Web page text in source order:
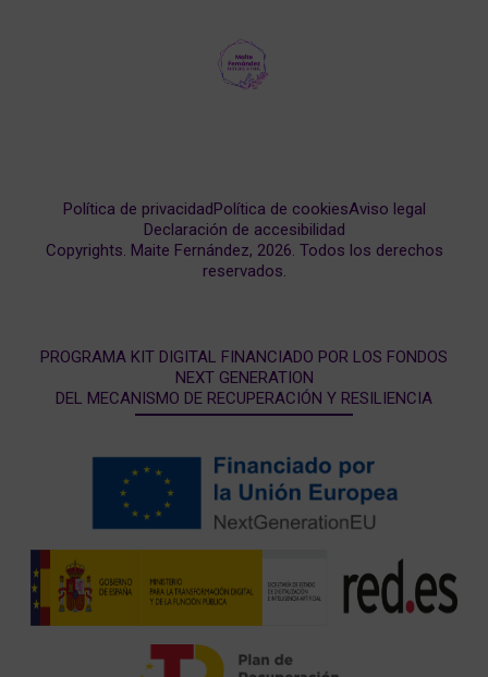
Copyrights. Maite Fernández, 2026. Todos los derechos
reservados.
Política de privacidadPolítica de cookiesAviso legal
Declaración de accesibilidad
PROGRAMA KIT DIGITAL FINANCIADO POR LOS FONDOS
NEXT GENERATION
DEL MECANISMO DE RECUPERACIÓN Y RESILIENCIA